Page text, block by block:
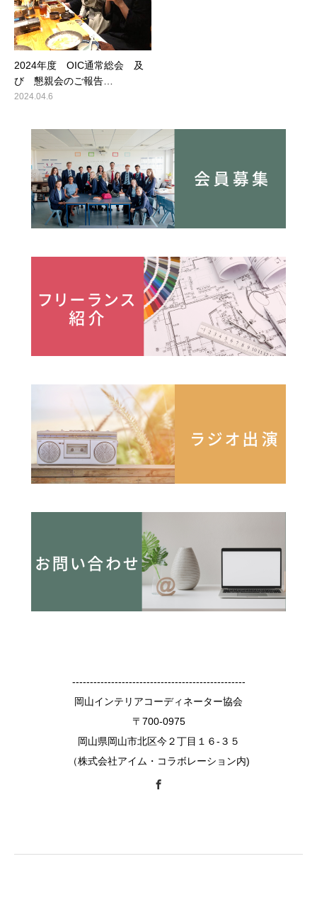
2024年度 OIC通常総会 及
び 懇親会のご報告…
2024.04.6
-------------------------------------------------
岡山インテリアコーディネーター協会
〒700-0975
岡山県岡山市北区今２丁目１６-３５
（株式会社アイム・コラボレーション内)